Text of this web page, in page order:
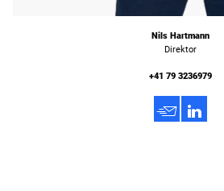
Nils Hartmann
Direktor
+41 79 3236979
h 3